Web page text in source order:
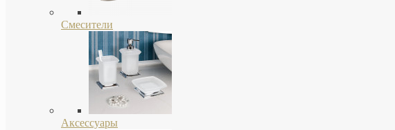
Смесители
Аксессуары